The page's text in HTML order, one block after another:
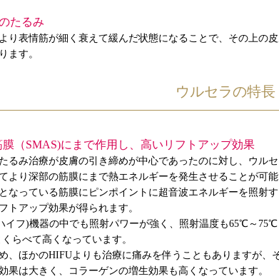
たるみ
り表情筋が細く衰えて緩んだ状態になることで、その上の
ます。
ウルセラの特長
膜（SMAS)にまで作用し、高いリフトアップ効果
るみ治療が皮膚の引き締めが中心であったのに対し、ウル
より深部の筋膜にまで熱エネルギーを発生させることが可
なっている筋膜にピンポイントに超音波エネルギーを照射
トアップ効果が得られます。
イフ)機器の中でも照射パワーが強く、照射温度も65℃～
らべて高くなっています。
、ほかのHIFUよりも治療に痛みを伴うこともありますが、
果は大きく、コラーゲンの増生効果も高くなっています。